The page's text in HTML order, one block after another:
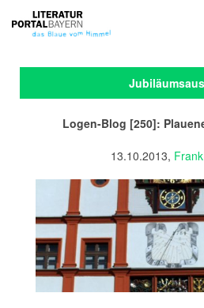
Logen-Blog [250]:
13.10.2013,